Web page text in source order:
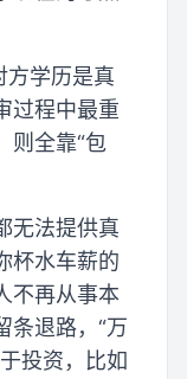
学历是真
过程中最重
全靠“包
无法提供真
杯水车薪的
不再从事本
条退路，“万
投资，比如